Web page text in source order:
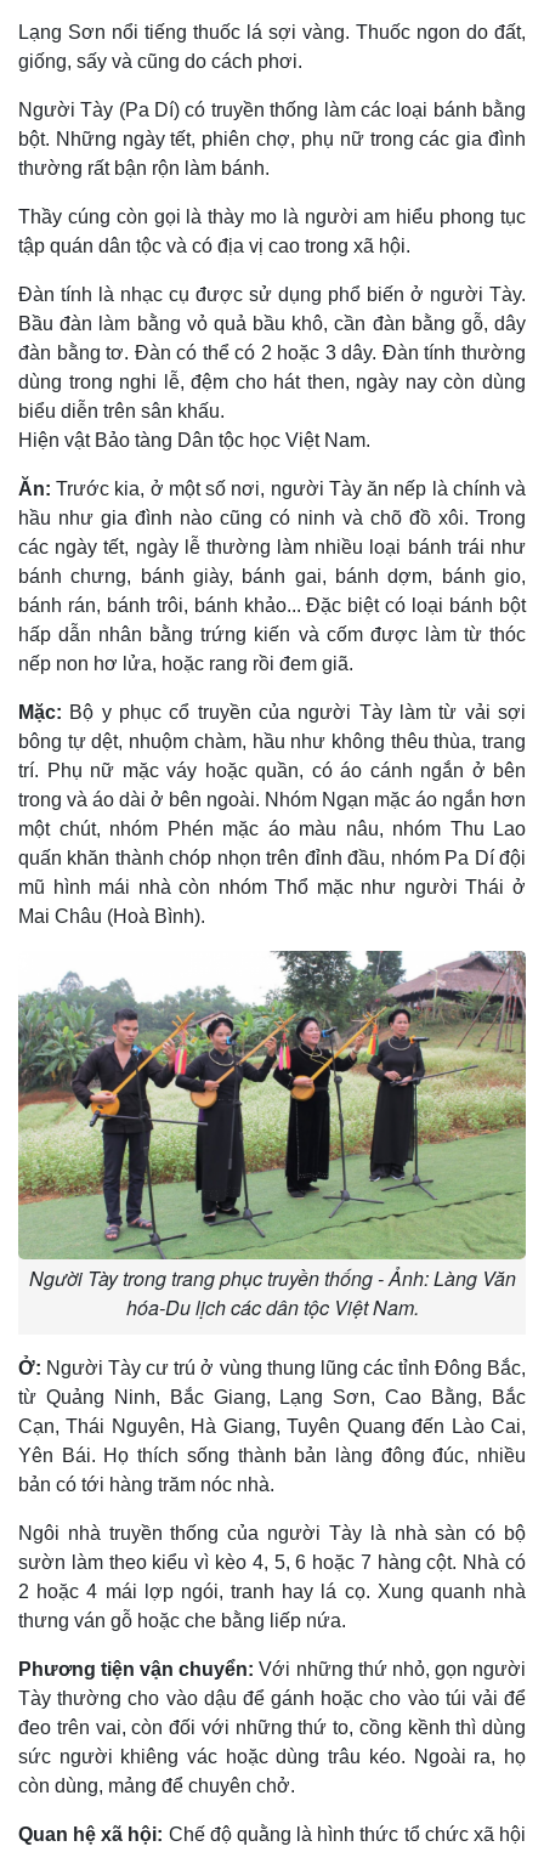
Lạng Sơn nổi tiếng thuốc lá sợi vàng. Thuốc ngon do đất,
giống, sấy và cũng do cách phơi.
Người Tày (Pa Dí) có truyền thống làm các loại bánh bằng
bột. Những ngày tết, phiên chợ, phụ nữ trong các gia đình
thường rất bận rộn làm bánh.
Thầy cúng còn gọi là thày mo là người am hiểu phong tục
tập quán dân tộc và có địa vị cao trong xã hội.
Ðàn tính là nhạc cụ được sử dụng phổ biến ở người Tày.
Bầu đàn làm bằng vỏ quả bầu khô, cần đàn bằng gỗ, dây
đàn bằng tơ. Ðàn có thể có 2 hoặc 3 dây. Ðàn tính thường
dùng trong nghi lễ, đệm cho hát then, ngày nay còn dùng
biểu diễn trên sân khấu.
Hiện vật Bảo tàng Dân tộc học Việt Nam.
Ăn: Trước kia, ở một số nơi, người Tày ăn nếp là chính và
hầu như gia đình nào cũng có ninh và chõ đồ xôi. Trong
các ngày tết, ngày lễ thường làm nhiều loại bánh trái như
bánh chưng, bánh giày, bánh gai, bánh dợm, bánh gio,
bánh rán, bánh trôi, bánh khảo... Ðặc biệt có loại bánh bột
hấp dẫn nhân bằng trứng kiến và cốm được làm từ thóc
nếp non hơ lửa, hoặc rang rồi đem giã.
Mặc: Bộ y phục cổ truyền của người Tày làm từ vải sợi
bông tự dệt, nhuộm chàm, hầu như không thêu thùa, trang
trí. Phụ nữ mặc váy hoặc quần, có áo cánh ngắn ở bên
trong và áo dài ở bên ngoài. Nhóm Ngạn mặc áo ngắn hơn
một chút, nhóm Phén mặc áo màu nâu, nhóm Thu Lao
quấn khăn thành chóp nhọn trên đỉnh đầu, nhóm Pa Dí đội
mũ hình mái nhà còn nhóm Thổ mặc như người Thái ở
Mai Châu (Hoà Bình).
Người Tày trong trang phục truyền thống - Ảnh: Làng Văn
hóa-Du lịch các dân tộc Việt Nam.
Ở: Người Tày cư trú ở vùng thung lũng các tỉnh Ðông Bắc,
từ Quảng Ninh, Bắc Giang, Lạng Sơn, Cao Bằng, Bắc
Cạn, Thái Nguyên, Hà Giang, Tuyên Quang đến Lào Cai,
Yên Bái. Họ thích sống thành bản làng đông đúc, nhiều
bản có tới hàng trăm nóc nhà.
Ngôi nhà truyền thống của người Tày là nhà sàn có bộ
sườn làm theo kiểu vì kèo 4, 5, 6 hoặc 7 hàng cột. Nhà có
2 hoặc 4 mái lợp ngói, tranh hay lá cọ. Xung quanh nhà
thưng ván gỗ hoặc che bằng liếp nứa.
Phương tiện vận chuyển: Với những thứ nhỏ, gọn người
Tày thường cho vào dậu để gánh hoặc cho vào túi vải để
đeo trên vai, còn đối với những thứ to, cồng kềnh thì dùng
sức người khiêng vác hoặc dùng trâu kéo. Ngoài ra, họ
còn dùng, mảng để chuyên chở.
Quan hệ xã hội: Chế độ quằng là hình thức tổ chức xã hội